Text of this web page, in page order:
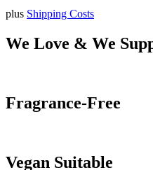
plus Shipping Costs
We Love & We
Fragrance-Free
Vegan Suitable